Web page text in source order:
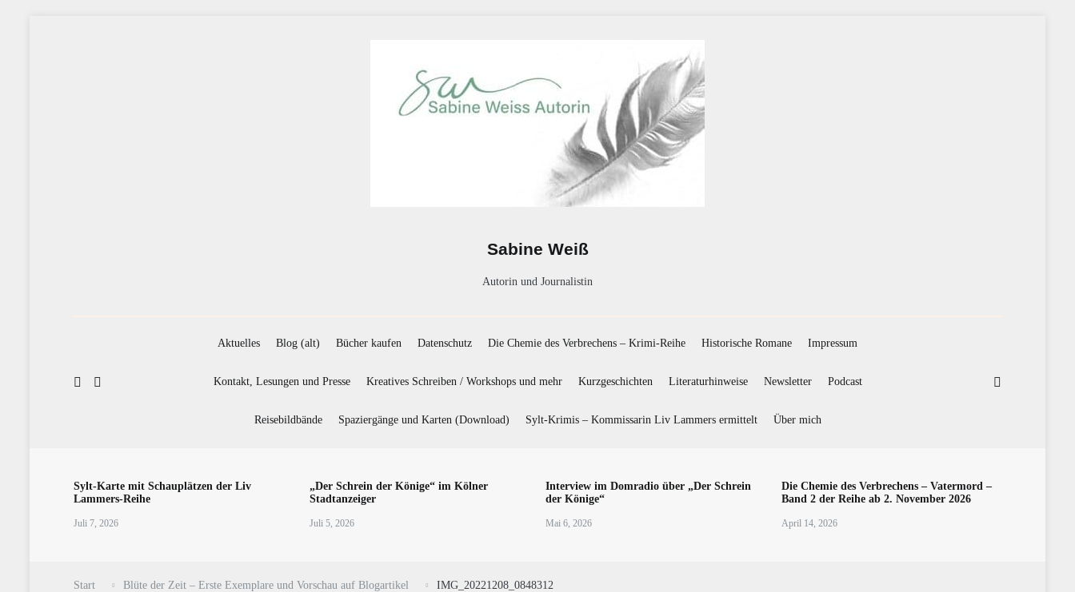
Sabine Weiß
Autorin und Journalistin
Aktuelles Blog (alt) Bücher kaufen Datenschutz Die Chemie des Verbrechens – Krimi-Reihe Historische Romane Impressum
Kontakt, Lesungen und Presse Kreatives Schreiben / Workshops und mehr Kurzgeschichten Literaturhinweise Newsletter Podcast
Reisebildbände Spaziergänge und Karten (Download) Sylt-Krimis – Kommissarin Liv Lammers ermittelt Über mich
Sylt-Karte mit Schauplätzen der Liv
Lammers-Reihe
Juli 7, 2026
„Der Schrein der Könige“ im Kölner
Stadtanzeiger
Juli 5, 2026
Interview im Domradio über „Der Schrein
der Könige“
Mai 6, 2026
Die Chemie des Verbrechens – Vatermord –
Band 2 der Reihe ab 2. November 2026
April 14, 2026
Start Blüte der Zeit – Erste Exemplare und Vorschau auf Blogartikel IMG_20221208_0848312